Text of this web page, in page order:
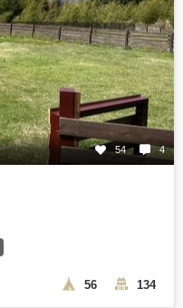
54 4
56 134